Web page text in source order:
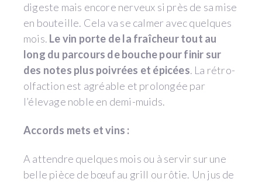
digeste mais encore nerveux si près de sa mise
en bouteille. Cela va se calmer avec quelques
mois. Le vin porte de la fraîcheur tout au
long du parcours de bouche pour finir sur
des notes plus poivrées et épicées. La rétro-
olfaction est agréable et prolongée par
l’élevage noble en demi-muids.
Accords mets et vins :
A attendre quelques mois ou à servir sur une
belle pièce de bœuf au grill ou rôtie. Un jus de